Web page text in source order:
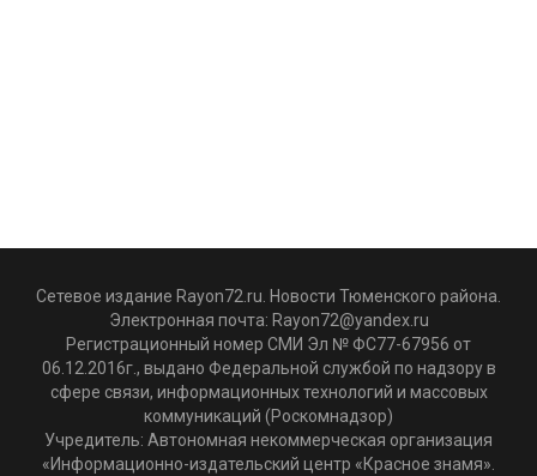
Сетевое издание Rayon72.ru. Новости Тюменского района.
Электронная почта: Rayon72@yandex.ru
Регистрационный номер СМИ Эл № ФС77-67956 от
06.12.2016г., выдано Федеральной службой по надзору в
сфере связи, информационных технологий и массовых
коммуникаций (Роскомнадзор)
Учредитель: Автономная некоммерческая организация
«Информационно-издательский центр «Красное знамя».